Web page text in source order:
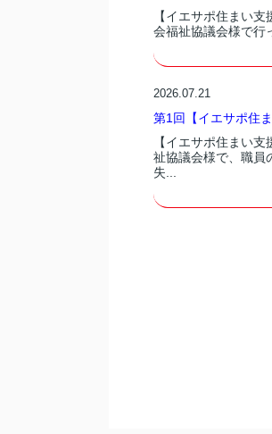
【イエサポ住まい
会福祉協議会様で行
2026.07.21
第1回【イエサポ住
【イエサポ住まい
祉協議会様で、職員
失...